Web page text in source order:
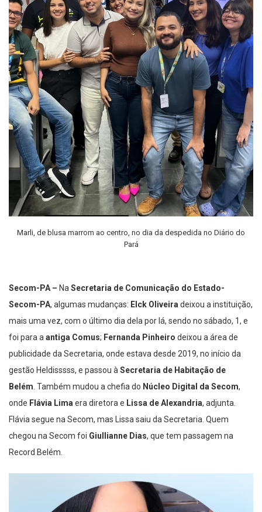
Marli, de blusa marrom ao centro, no dia da despedida no Diário do
Pará
Secom-PA – Na Secretaria de Comunicação do Estado-
Secom-PA, algumas mudanças: Elck Oliveira deixou a instituição,
mais uma vez, com o último dia dela por lá, sendo no sábado, 1, e
foi para a antiga Comus; Fernanda Pinheiro deixou a área de
publicidade da Secretaria, onde estava desde 2019, no início da
gestão Heldisssss, e passou à Secretaria de Habitação de
Belém . Também mudou a chefia do Núcleo Digital da Secom,
onde Flávia Lima era diretora e Lissa de Alexandria, adjunta.
Flávia segue na Secom, mas Lissa saiu da Secretaria. Quem
chegou na Secom foi Giullianne Dias, que tem passagem na
Record Belém.